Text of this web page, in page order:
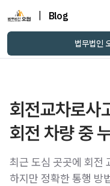
Blog
법무법인
회전교차로사
회전 차량 중
최근 도심 곳곳에 회전
하지만 정확한 통행 방